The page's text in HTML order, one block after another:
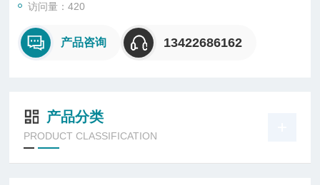
访问量：420
产品咨询 13422686162
产品分类
PRODUCT CLASSIFICATION